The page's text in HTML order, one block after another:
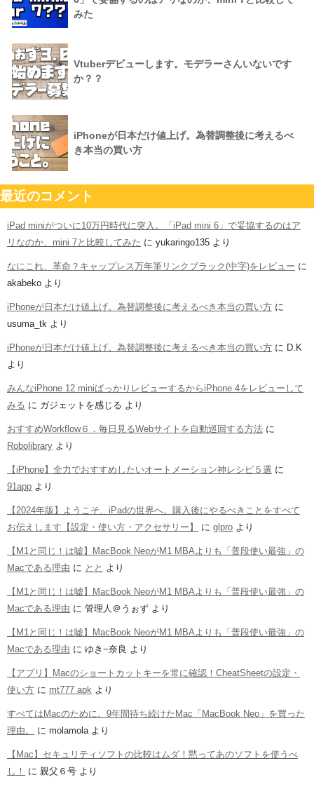
みた
Vtuberデビューします。モデラーさんいないです
か？？
iPhoneが日本だけ値上げ。為替調整後に考えるべ
き本当の買い方
最近のコメント
iPad miniがついに10万円時代に突入。「iPad mini 6」で妥協するのはア
リなのか、mini 7と比較してみた に yukaringo135 より
なにこれ、革命？キャップレス万年筆リンクブラック(中字)をレビュー に
akabeko より
iPhoneが日本だけ値上げ。為替調整後に考えるべき本当の買い方 に
usuma_tk より
iPhoneが日本だけ値上げ。為替調整後に考えるべき本当の買い方 に D.K
より
みんなiPhone 12 miniばっかりレビューするからiPhone 4をレビューして
みる に ガジェットを感じる より
おすすめWorkflow６．毎日見るWebサイトを自動巡回する方法 に
Robolibrary より
【iPhone】全力でおすすめしたいオートメーション神レシピ５選 に
91app より
【2024年版】ようこそ、iPadの世界へ。購入後にやるべきことをすべて
お伝えします【設定・使い方・アクセサリー】
に glpro より
【M1と同じ！は嘘】MacBook NeoがM1 MBAよりも「普段使い最強」の
Macである理由 に とと より
【M1と同じ！は嘘】MacBook NeoがM1 MBAよりも「普段使い最強」の
Macである理由 に 管理人＠うぉず より
【M1と同じ！は嘘】MacBook NeoがM1 MBAよりも「普段使い最強」の
Macである理由 に ゆき−奈良 より
【アプリ】Macのショートカットキーを常に確認！CheatSheetの設定・
使い方 に mt777 apk より
すべてはMacのために。9年間待ち続けたMac「MacBook Neo」を買った
理由。
に molamolaより
【Mac】セキュリティソフトの比較はムダ！黙ってあのソフトを使うべ
し！
に 親父６号 より